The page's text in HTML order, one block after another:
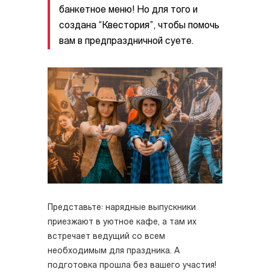
банкетное меню! Но для того и
создана “Квестория”, чтобы помочь
вам в предпраздничной суете.
Представьте: нарядные выпускники
приезжают в уютное кафе, а там их
встречает ведущий со всем
необходимым для праздника. А
подготовка прошла без вашего участия!